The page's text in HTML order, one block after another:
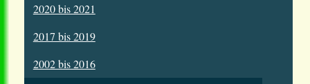
2020 bis 2021
2017 bis 2019
2002 bis 2016